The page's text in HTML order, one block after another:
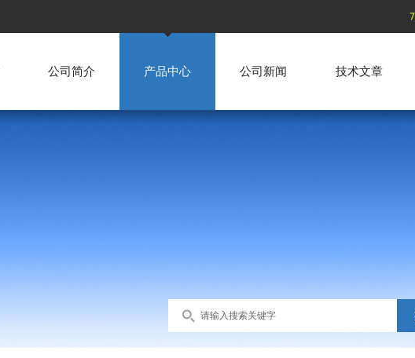
公司简介 产品中心 公司新闻 技术文章